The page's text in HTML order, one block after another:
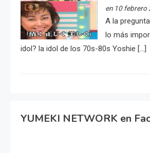
en 10 febrero
A la
lo más
idol? la idol de los 70s-80s Yoshie […]
YUMEKI NETWORK en